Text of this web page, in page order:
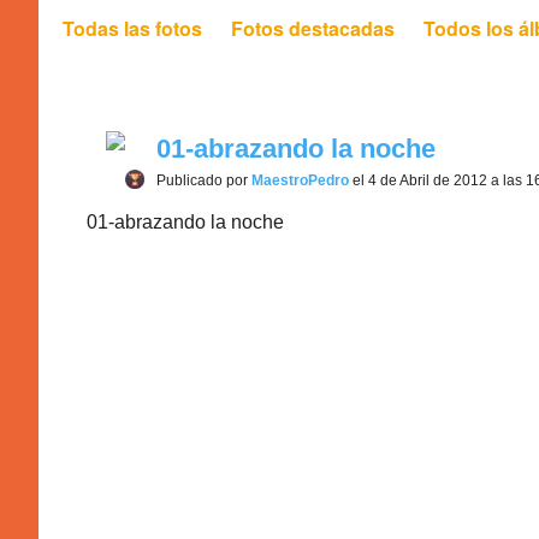
Todas las fotos Fotos destacadas Todos los
01-abrazando la noche
Publicado por MaestroPedro el 4 de Abril de 2012 a las
01-abrazando la noche